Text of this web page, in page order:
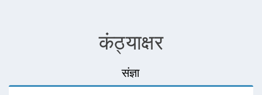
कंठ्याक्षर
संज्ञा